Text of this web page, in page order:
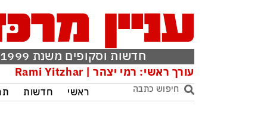
חדשות וסקופים משנת 1999
עורך ראשי: רמי יצהר | Rami Yitzhar
ראשי חדשות